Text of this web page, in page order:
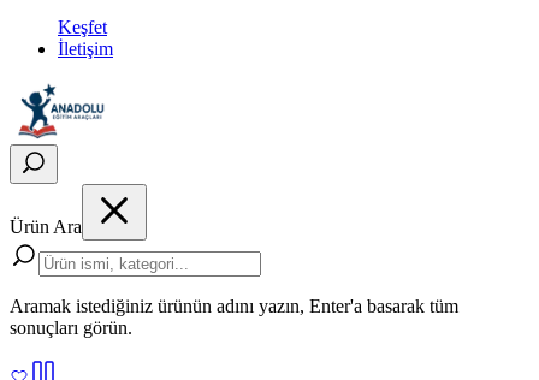
Keşfet
İletişim
Ürün Ara
Aramak istediğiniz ürünün adını yazın, Enter'a basarak tüm
sonuçları görün.